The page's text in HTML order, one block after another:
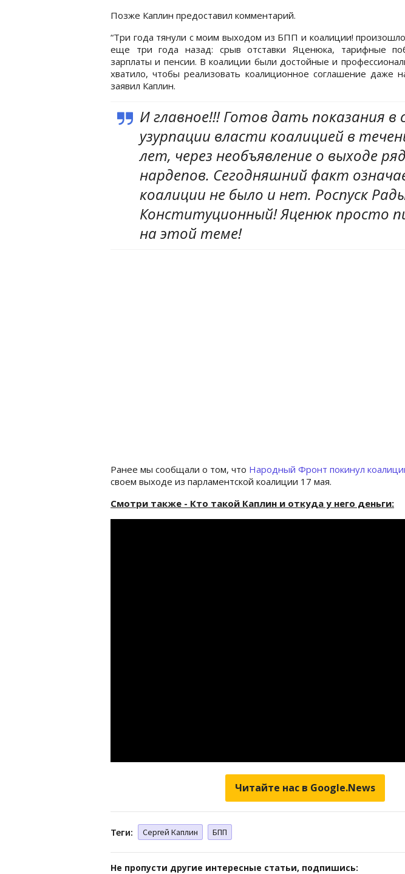
Позже Каплин предоставил комментарий.
“Три года тянули с моим выходом из БПП и коалиции!
еще три года назад: срыв отставки Яценюка, тарифные
зарплаты и пенсии. В коалиции были достойные и
хватило, чтобы реализовать коалиционное соглашение даже
заявил Каплин.
И главное!!! Готов дать показания в
узурпации власти коалицией в
лет, через необъявление о выходе
нардепов. Сегодняшний факт
коалиции не было и нет. Роспуск
Конституционный! Яценюк просто
на этой теме!
Ранее мы сообщали о том, что Народный Фронт покинул
своем выходе из парламентской коалиции 17 мая.
Смотри также - Кто такой Каплин и откуда у него деньги:
Читайте нас в Google.News
Теги: Сергей Каплин БПП
Не пропусти другие интересные статьи, подпишись: